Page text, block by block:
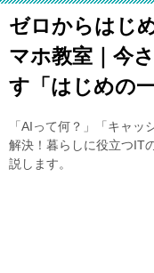
ゼロからはじ
マホ教室｜今
す「はじめの一
「AIって何？」「キャ
解決！暮らしに役立つIT
説します。